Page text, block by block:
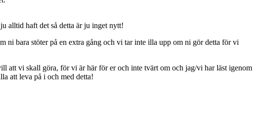
alltid haft det så detta är ju inget nytt!
bara stöter på en extra gång och vi tar inte illa upp om ni gör detta för vi
att vi skall göra, för vi är här för er och inte tvärt om och jag/vi har läst igenom
att leva på i och med detta!